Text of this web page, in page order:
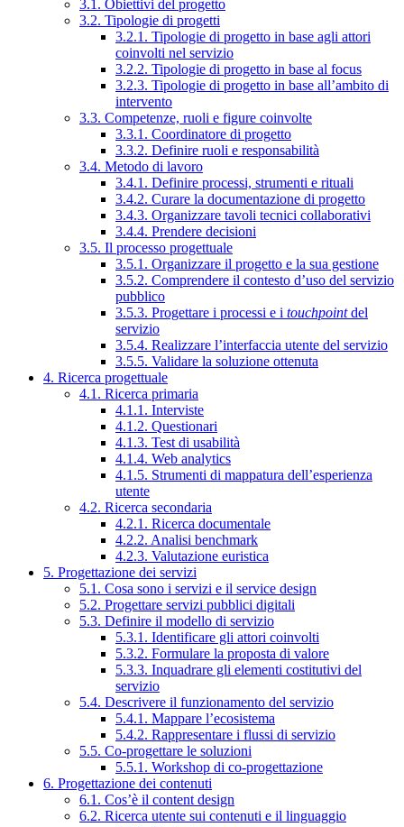
3.1. Obiettivi del progetto
3.2. Tipologie di progetti
3.2.1. Tipologie di progetto in base agli attori
coinvolti nel servizio
3.2.2. Tipologie di progetto in base al focus
3.2.3. Tipologie di progetto in base all’ambito di
intervento
3.3. Competenze, ruoli e figure coinvolte
3.3.1. Coordinatore di progetto
3.3.2. Definire ruoli e responsabilità
3.4. Metodo di lavoro
3.4.1. Definire processi, strumenti e rituali
3.4.2. Curare la documentazione di progetto
3.4.3. Organizzare tavoli tecnici collaborativi
3.4.4. Prendere decisioni
3.5. Il processo progettuale
3.5.1. Organizzare il progetto e la sua gestione
3.5.2. Comprendere il contesto d’uso del servizio
pubblico
3.5.3. Progettare i processi e i touchpointdel
servizio
3.5.4. Realizzare l’interfaccia utente del servizio
3.5.5. Validare la soluzione ottenuta
4. Ricerca progettuale
4.1. Ricerca primaria
4.1.1. Interviste
4.1.2. Questionari
4.1.3. Test di usabilità
4.1.4. Web analytics
4.1.5. Strumenti di mappatura dell’esperienza
utente
4.2. Ricerca secondaria
4.2.1. Ricerca documentale
4.2.2. Analisi benchmark
4.2.3. Valutazione euristica
5. Progettazione dei servizi
5.1. Cosa sono i servizi e il service design
5.2. Progettare servizi pubblici digitali
5.3. Definire il modello di servizio
5.3.1. Identificare gli attori coinvolti
5.3.2. Formulare la proposta di valore
5.3.3. Inquadrare gli elementi costitutivi del
servizio
5.4. Descrivere il funzionamento del servizio
5.4.1. Mappare l’ecosistema
5.4.2. Rappresentare i flussi di servizio
5.5. Co-progettare le soluzioni
5.5.1. Workshop di co-progettazione
6. Progettazione dei contenuti
6.1. Cos’è il content design
6.2. Ricerca utente sui contenuti e il linguaggio